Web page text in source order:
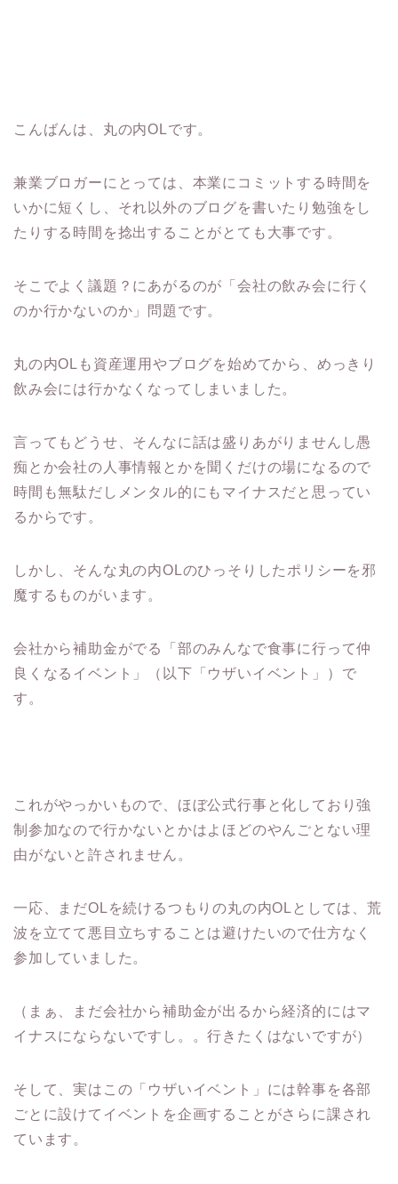
こんばんは、丸の内OLです。
兼業ブロガーにとっては、本業にコミットする時間を
いかに短くし、それ以外のブログを書いたり勉強をし
たりする時間を捻出することがとても大事です。
そこでよく議題？にあがるのが「会社の飲み会に行く
のか行かないのか」問題です。
丸の内OLも資産運用やブログを始めてから、めっきり
飲み会には行かなくなってしまいました。
言ってもどうせ、そんなに話は盛りあがりませんし愚
痴とか会社の人事情報とかを聞くだけの場になるので
時間も無駄だしメンタル的にもマイナスだと思ってい
るからです。
しかし、そんな丸の内OLのひっそりしたポリシーを邪
魔するものがいます。
会社から補助金がでる「部のみんなで食事に行って仲
良くなるイベント」（以下「ウザいイベント」）で
す。
これがやっかいもので、ほぼ公式行事と化しており強
制参加なので行かないとかはよほどのやんごとない理
由がないと許されません。
一応、まだOLを続けるつもりの丸の内OLとしては、荒
波を立てて悪目立ちすることは避けたいので仕方なく
参加していました。
（まぁ、まだ会社から補助金が出るから経済的にはマ
イナスにならないですし。。行きたくはないですが）
そして、実はこの「ウザいイベント」には幹事を各部
ごとに設けてイベントを企画することがさらに課され
ています。